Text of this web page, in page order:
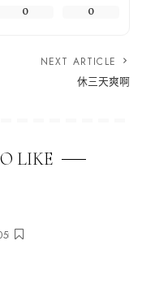
0 0
NEXT ARTICLE
休三天爽啊
LIKE